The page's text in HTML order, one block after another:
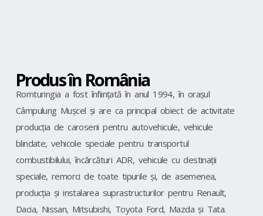
Produs în România
Romturingia a fost înființată în anul 1994, în orașul
Câmpulung Mușcel și are ca principal obiect de activitate
producția de caroserii pentru autovehicule, vehicule
blindate, vehicole speciale pentru transportul
combustibilului, încărcături ADR, vehicule cu destinații
speciale, remorci de toate tipurile și, de asemenea,
producția și instalarea suprastructurilor pentru Renault,
Dacia, Nissan, Mitsubishi, Toyota Ford, Mazda și Tata.